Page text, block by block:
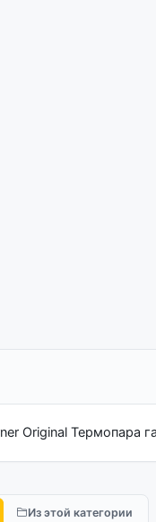
Original Термопара
Из этой категории